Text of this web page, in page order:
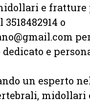
e fratture
o
e
un esperto
midollari